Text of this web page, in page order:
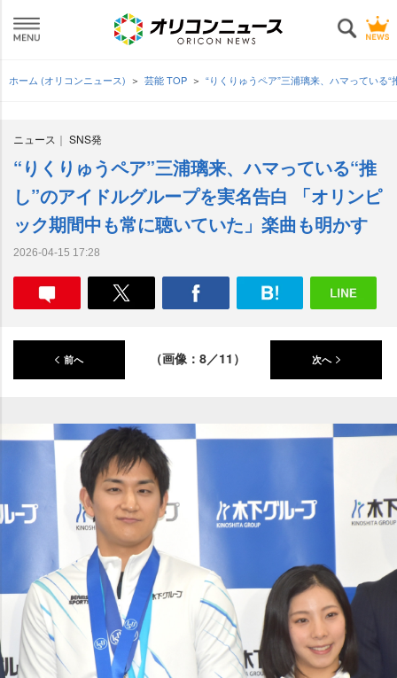
ホーム (オリコンニュース) 芸能 TOP “りくりゅうペア”三浦璃来、ハマっている
ニュース SNS発
“りくりゅうペア”三浦璃来、ハマっている“推
し”のアイドルグループを実名告白 「オリンピ
ック期間中も常に聴いていた」楽曲も明かす
2026-04-15 17:28
前へ （画像：8／11） 次へ